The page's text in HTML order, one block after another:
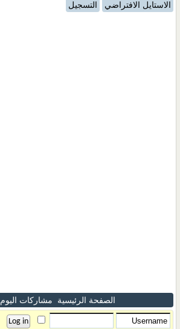
الاستايل الافتراضي
التسجيل
الصفحة الرئيسية مشاركات اليوم